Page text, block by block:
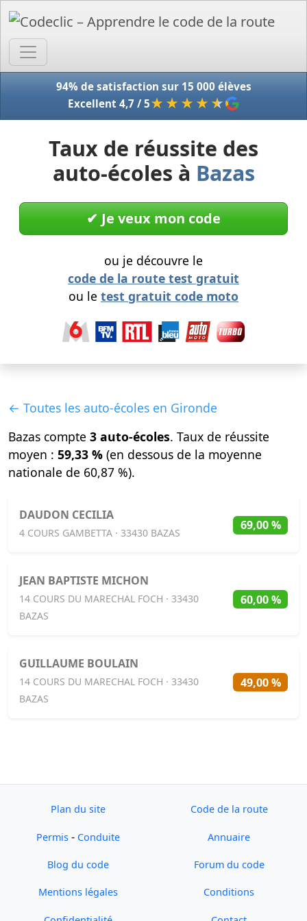
94% de satisfaction sur 15 000 élèves
Excellent 4,7 / 5★★★★ ★
Taux de réussite des
auto-écoles à Bazas
✔︎ Je veux mon code
ou je découvre le
code de la route test gratuit
ou le test gratuit code moto
← Toutes les auto-écoles en Gironde
Bazas compte 3 auto-écoles. Taux de réussite
moyen : 59,33 % (en dessous de la moyenne
nationale de 60,87 %).
DAUDON CECILIA
4 COURS GAMBETTA · 33430 BAZAS
69,00 %
JEAN BAPTISTE MICHON
14 COURS DU MARECHAL FOCH · 33430
BAZAS
60,00 %
GUILLAUME BOULAIN
14 COURS DU MARECHAL FOCH · 33430
BAZAS
49,00 %
Plan du site Code de la route
Permis - Conduite Annuaire
Blog du code Forum du code
Mentions légales Conditions